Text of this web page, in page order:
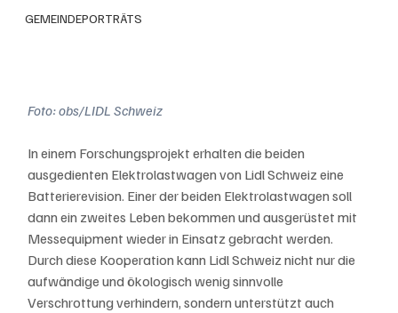
GEMEINDEPORTRÄTS
Foto: obs/LIDL Schweiz
In einem Forschungsprojekt erhalten die beiden
ausgedienten Elektrolastwagen von Lidl Schweiz eine
Batterierevision. Einer der beiden Elektrolastwagen soll
dann ein zweites Leben bekommen und ausgerüstet mit
Messequipment wieder in Einsatz gebracht werden.
Durch diese Kooperation kann Lidl Schweiz nicht nur die
aufwändige und ökologisch wenig sinnvolle
Verschrottung verhindern, sondern unterstützt auch